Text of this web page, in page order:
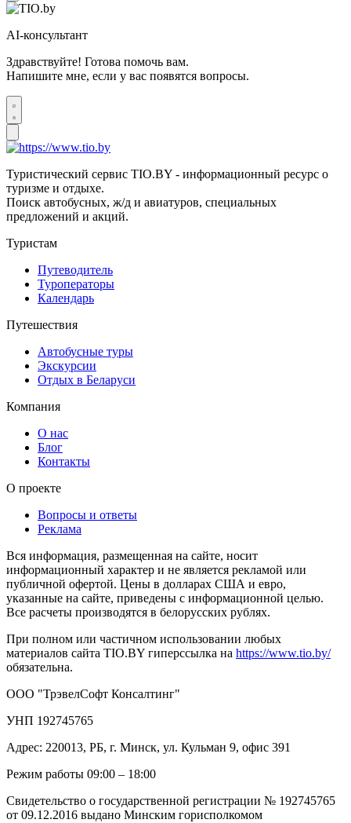
AI-консультант
Здравствуйте! Готова помочь вам.
Напишите мне, если у вас появятся вопросы.
Туристический сервис TIO.BY - информационный ресурс о
туризме и отдыхе.
Поиск автобусных, ж/д и авиатуров, специальных
предложений и акций.
Туристам
Путеводитель
Туроператоры
Календарь
Путешествия
Автобусные туры
Экскурсии
Отдых в Беларуси
Компания
О нас
Блог
Контакты
О проекте
Вопросы и ответы
Реклама
Вся информация, размещенная на сайте, носит
информационный характер и не является рекламой или
публичной офертой. Цены в долларах США и евро,
указанные на сайте, приведены с информационной целью.
Все расчеты производятся в белорусских рублях.
При полном или частичном использовании любых
материалов сайта TIO.BY гиперссылка на https://www.tio.by/
обязательна.
ООО "ТрэвелСофт Консалтинг"
УНП 192745765
Адрес: 220013, РБ, г. Минск, ул. Кульман 9, офис 391
Режим работы 09:00 – 18:00
Свидетельство о государственной регистрации № 192745765
от 09.12.2016 выдано Минским горисполкомом